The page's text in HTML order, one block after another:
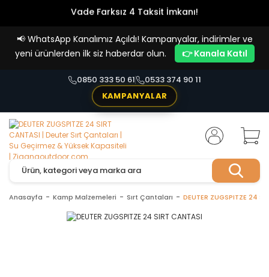
Vade Farksız 4 Taksit İmkanı!
📢 WhatsApp Kanalımız Açıldı! Kampanyalar, indirimler ve
yeni ürünlerden ilk siz haberdar olun.
👉 Kanala Katıl
0850 333 50 61
0533 374 90 11
KAMPANYALAR
Anasayfa Kamp Malzemeleri Sırt Çantaları DEUTER ZUGSPITZE 24